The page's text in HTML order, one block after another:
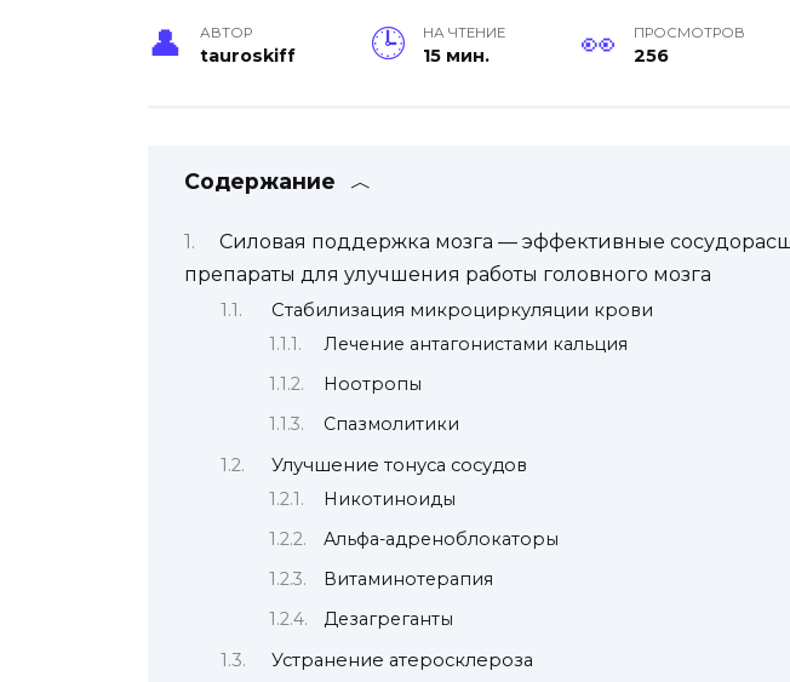
АВТОР
tauroskiff
НА ЧТЕНИЕ
15 мин.
ПРОСМОТРОВ
256
Содержание
Силовая поддержка мозга — эффективные
препараты для улучшения работы головного мозга
Стабилизация микроциркуляции крови
Лечение антагонистами кальция
Ноотропы
Спазмолитики
Улучшение тонуса сосудов
Никотиноиды
Альфа-адреноблокаторы
Витаминотерапия
Дезагреганты
Устранение атеросклероза